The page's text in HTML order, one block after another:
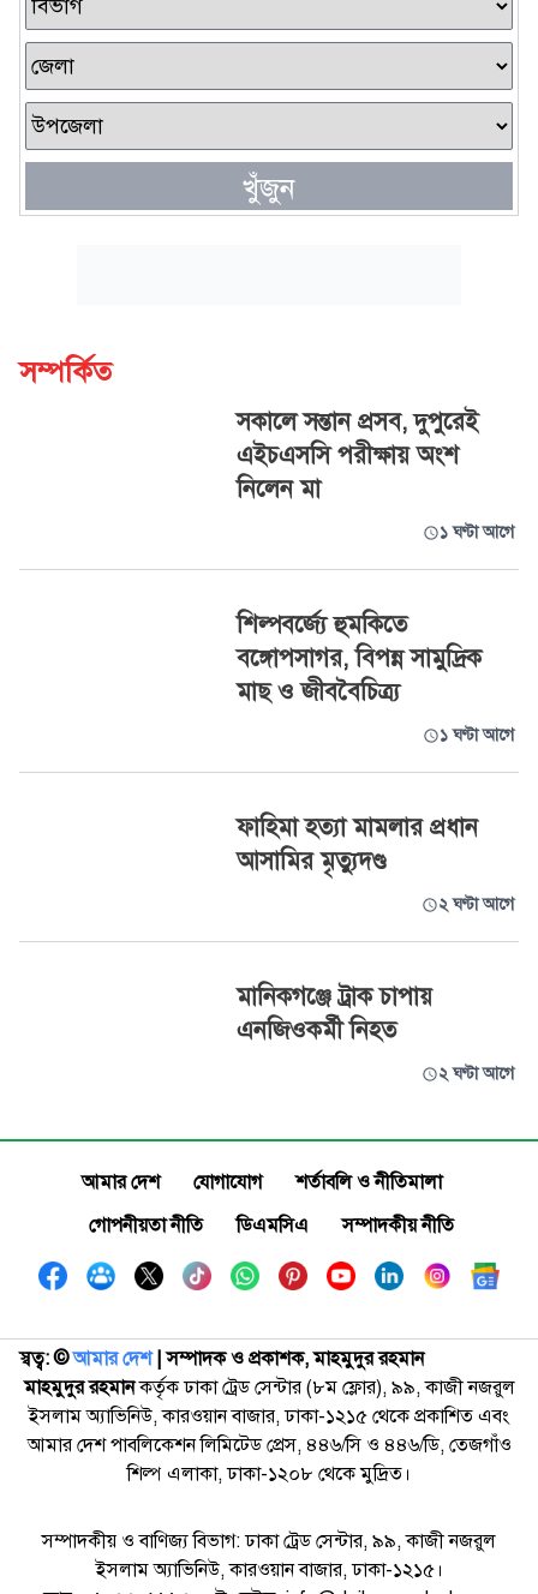
খুঁজুন
সম্পর্কিত
সকালে সন্তান প্রসব, দুপুরেই
এইচএসসি পরীক্ষায় অংশ
নিলেন মা
১ ঘণ্টা আগে
শিল্পবর্জ্যে হুমকিতে
বঙ্গোপসাগর, বিপন্ন সামুদ্রিক
মাছ ও জীববৈচিত্র্য
১ ঘণ্টা আগে
ফাহিমা হত্যা মামলার প্রধান
আসামির মৃত্যুদণ্ড
২ ঘণ্টা আগে
মানিকগঞ্জে ট্রাক চাপায়
এনজিওকর্মী নিহত
২ ঘণ্টা আগে
আমার দেশ যোগাযোগ
শর্তাবলি ও নীতিমালা
গোপনীয়তা নীতি
ডিএমসিএ সম্পাদকীয় নীতি
স্বত্ব: ©️আমার দেশ| সম্পাদক ও প্রকাশক, মাহমুদুর রহমান
মাহমুদুর রহমানকর্তৃক ঢাকা ট্রেড সেন্টার (৮ম ফ্লোর), ৯৯, কাজী নজরুল
ইসলাম অ্যাভিনিউ, কারওয়ান বাজার, ঢাকা-১২১৫ থেকে প্রকাশিত এবং
আমার দেশ পাবলিকেশন লিমিটেড প্রেস, ৪৪৬/সি ও ৪৪৬/ডি, তেজগাঁও
শিল্প এলাকা, ঢাকা-১২০৮ থেকে মুদ্রিত।
সম্পাদকীয় ও বাণিজ্য বিভাগ: ঢাকা ট্রেড সেন্টার, ৯৯, কাজী নজরুল
ইসলাম অ্যাভিনিউ, কারওয়ান বাজার, ঢাকা-১২১৫।